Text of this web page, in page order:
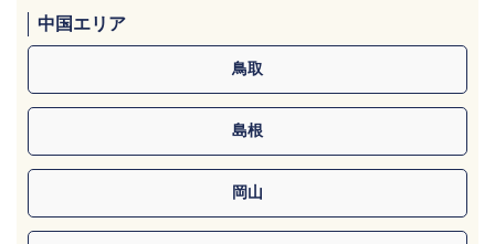
中国エリア
鳥取
島根
岡山